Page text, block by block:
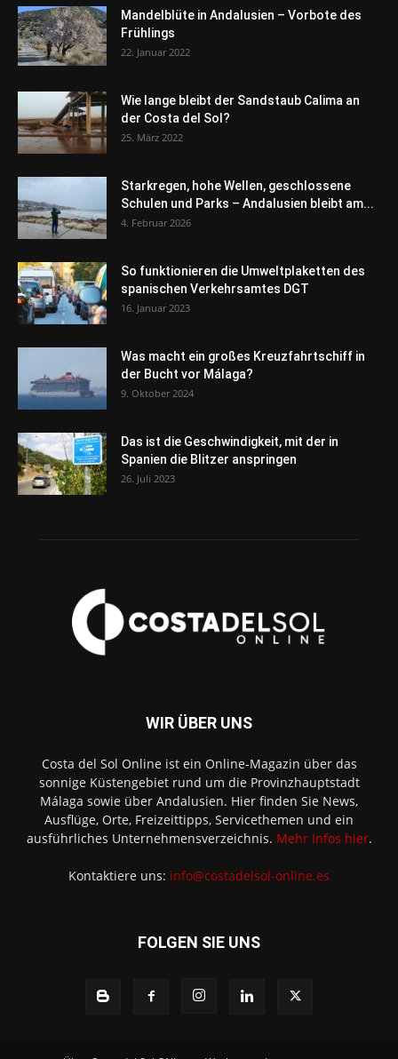
Mandelblüte in Andalusien – Vorbote des
Frühlings
22. Januar 2022
Wie lange bleibt der Sandstaub Calima an
der Costa del Sol?
25. März 2022
Starkregen, hohe Wellen, geschlossene
Schulen und Parks – Andalusien bleibt am...
4. Februar 2026
So funktionieren die Umweltplaketten des
spanischen Verkehrsamtes DGT
16. Januar 2023
Was macht ein großes Kreuzfahrtschiff in
der Bucht vor Málaga?
9. Oktober 2024
Das ist die Geschwindigkeit, mit der in
Spanien die Blitzer anspringen
26. Juli 2023
WIR ÜBER UNS
Costa del Sol Online ist ein Online-Magazin über das
sonnige Küstengebiet rund um die Provinzhauptstadt
Málaga sowie über Andalusien. Hier finden Sie News,
Ausflüge, Orte, Freizeittipps, Servicethemen und ein
ausführliches Unternehmensverzeichnis. Mehr Infos hier.
Kontaktiere uns: info@costadelsol-online.es
FOLGEN SIE UNS